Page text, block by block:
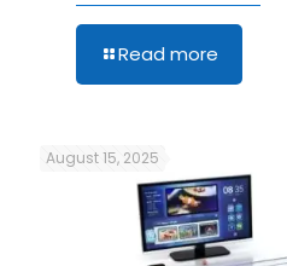
Read more
August 15, 2025